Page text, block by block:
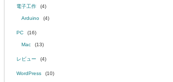
電子工作 (4)
Arduino (4)
PC (16)
Mac (13)
レビュー (4)
WordPress (10)